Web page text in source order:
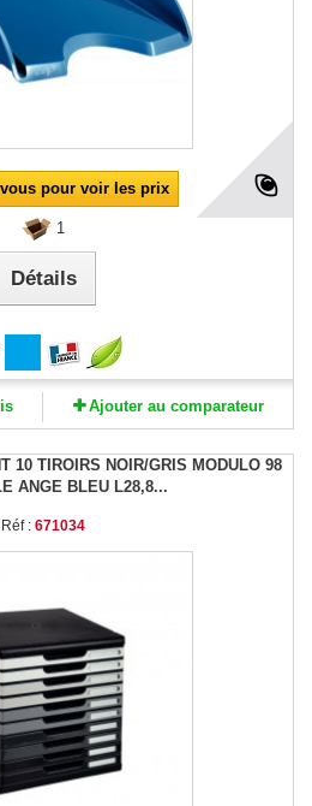
pour voir les prix
1
Détails
Ajouter au comparateur
10 TIROIRS NOIR/GRIS MODULO 98
ANGE BLEU L28,8...
Réf : 671034